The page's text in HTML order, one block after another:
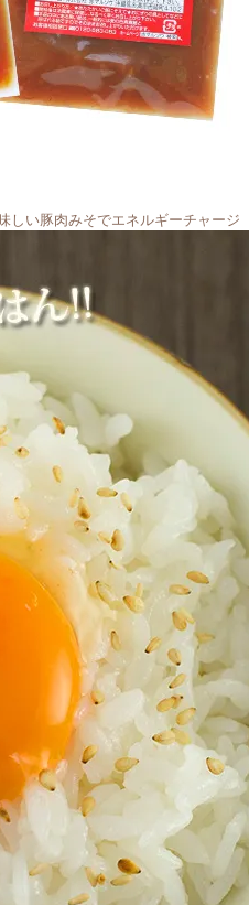
しい豚肉みそでエネルギーチャージ